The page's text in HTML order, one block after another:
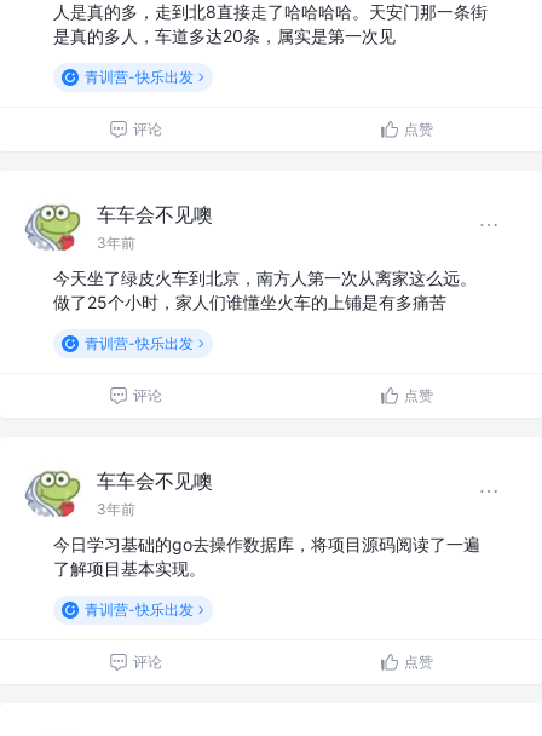
人是真的多，走到北8直接走了哈哈哈哈。天安门那一条街
是真的多人，车道多达20条，属实是第一次见
青训营-快乐出发
评论 点赞
车车会不见噢
3年前
今天坐了绿皮火车到北京，南方人第一次从离家这么远。
做了25个小时，家人们谁懂坐火车的上铺是有多痛苦
青训营-快乐出发
评论 点赞
车车会不见噢
3年前
今日学习基础的go去操作数据库，将项目源码阅读了一遍
了解项目基本实现。
青训营-快乐出发
评论 点赞